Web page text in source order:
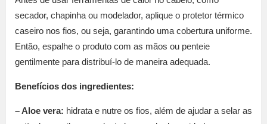
secador, chapinha ou modelador, aplique o protetor térmico
caseiro nos fios, ou seja, garantindo uma cobertura uniforme.
Então, espalhe o produto com as mãos ou penteie
gentilmente para distribuí-lo de maneira adequada.
Benefícios dos ingredientes:
– Aloe vera: hidrata e nutre os fios, além de ajudar a selar as